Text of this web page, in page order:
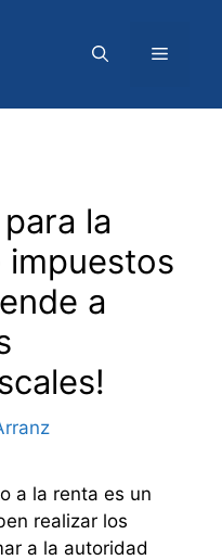
Menú
la
impuestos
a
a la renta es un
realizar los
a la autoridad